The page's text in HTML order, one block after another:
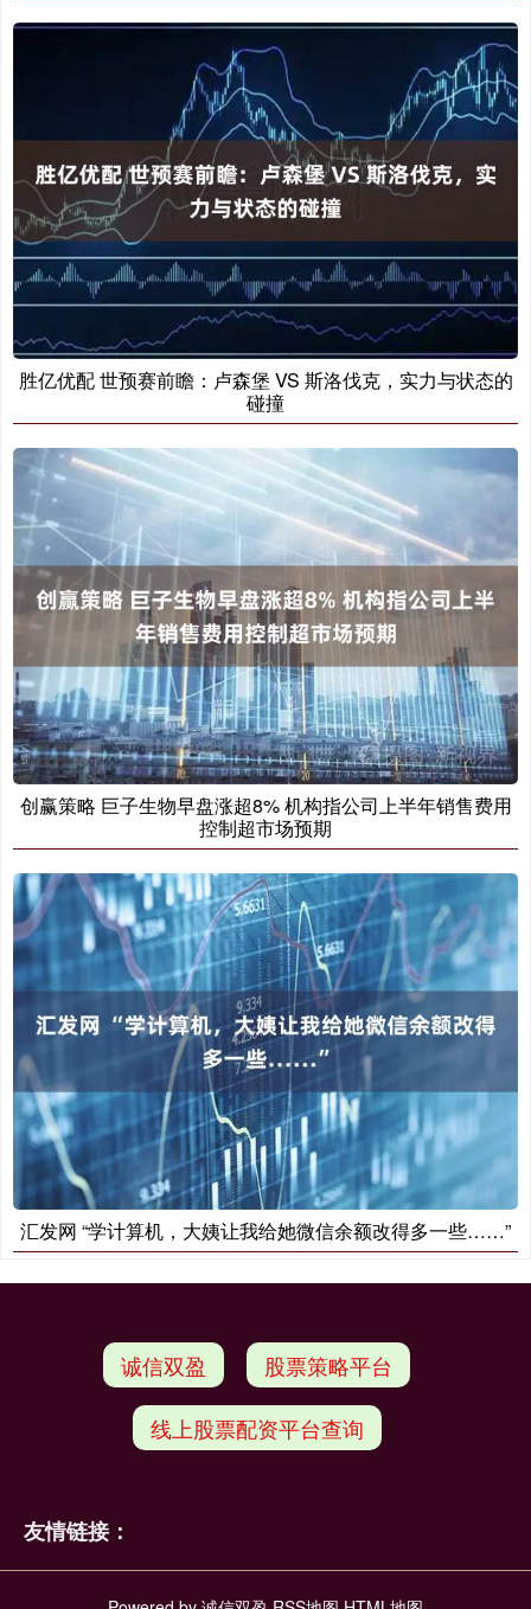
胜亿优配 世预赛前瞻：卢森堡 VS 斯洛伐克，实力与状态的
碰撞
创赢策略 巨子生物早盘涨超8% 机构指公司上半年销售费用
控制超市场预期
汇发网 “学计算机，大姨让我给她微信余额改得多一些……”
诚信双盈 股票策略平台
线上股票配资平台查询
友情链接：